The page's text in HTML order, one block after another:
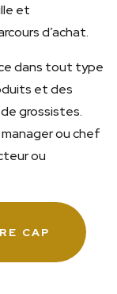
et
d’achat.
dans tout type
et des
grossistes.
ou chef
ou
CAP